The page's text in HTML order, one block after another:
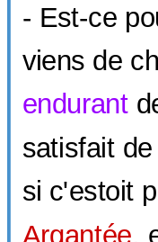
- Est-ce
viens de
endurant
satisfait
si c'estoit
Argantée,